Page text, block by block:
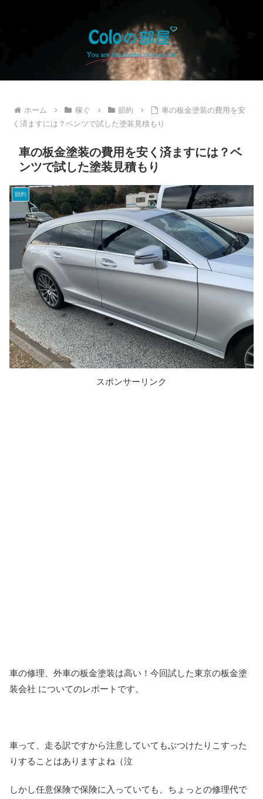
ホーム 稼ぐ 節約
車の板金塗装の費用を安
く済ますには？ベンツで試した塗装見積もり
車の板金塗装の費用を安く済ますには？ベ
ンツで試した塗装見積もり
節約
スポンサーリンク
車の修理、外車の板金塗装は高い！今回試した東京の板金塗
装会社 についてのレポートです。
車って、走る訳ですから注意していてもぶつけたりこすった
りすることはありますよね（泣
しかし任意保険で保険に入っていても、ちょっとの修理代で